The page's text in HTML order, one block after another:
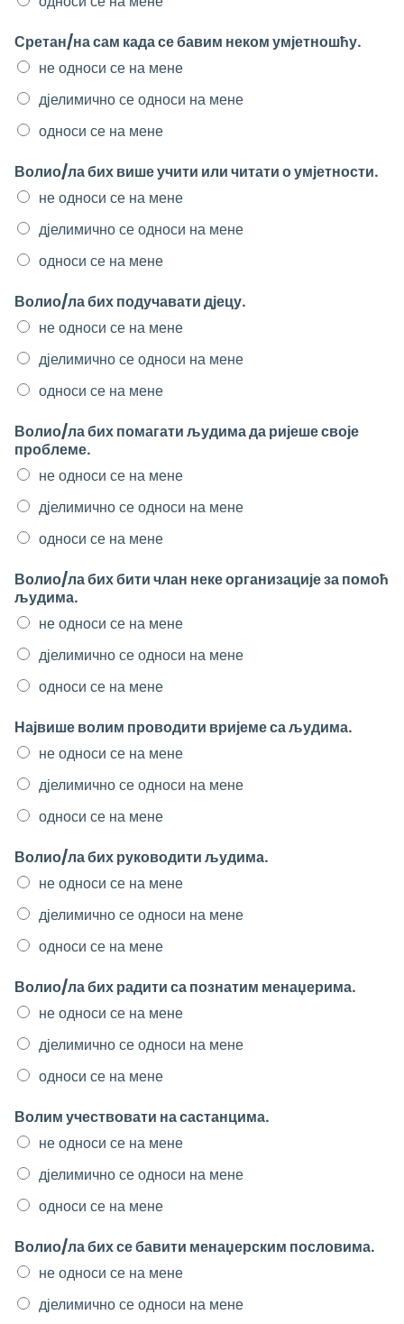
Сретан/на сам када се бавим неком умјетношћу.
не односи се на мене
дјелимично се односи на мене
односи се на мене
Волио/ла бих више учити или читати о умјетности.
не односи се на мене
дјелимично се односи на мене
односи се на мене
Волио/ла бих подучавати дјецу.
не односи се на мене
дјелимично се односи на мене
односи се на мене
Волио/ла бих помагати људима да ријеше своје
проблеме.
не односи се на мене
дјелимично се односи на мене
односи се на мене
Волио/ла бих бити члан неке организације за помоћ
људима.
не односи се на мене
дјелимично се односи на мене
односи се на мене
Највише волим проводити вријеме са људима.
не односи се на мене
дјелимично се односи на мене
односи се на мене
Волио/ла бих руководити људима.
не односи се на мене
дјелимично се односи на мене
односи се на мене
Волио/ла бих радити са познатим менаџерима.
не односи се на мене
дјелимично се односи на мене
односи се на мене
Волим учествовати на састанцима.
не односи се на мене
дјелимично се односи на мене
односи се на мене
Волио/ла бих се бавити менаџерским пословима.
не односи се на мене
дјелимично се односи на мене